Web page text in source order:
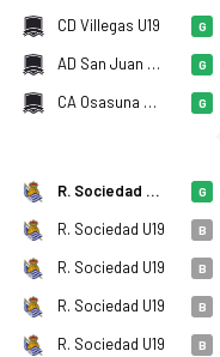
CD Villegas U19 G
AD San Juan U19 G
CA Osasuna U19 G
R. Sociedad U19 G
R. Sociedad U19 B
R. Sociedad U19 B
R. Sociedad U19 B
R. Sociedad U19 B